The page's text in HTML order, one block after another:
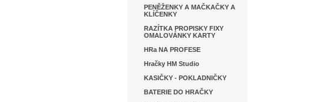
PENĚŽENKY A MAČKAČKY A
KLÍČENKY
RAZÍTKA PROPISKY FIXY
OMALOVÁNKY KARTY
HRa NA PROFESE
Hračky HM Studio
KASIČKY - POKLADNIČKY
BATERIE DO HRAČKY